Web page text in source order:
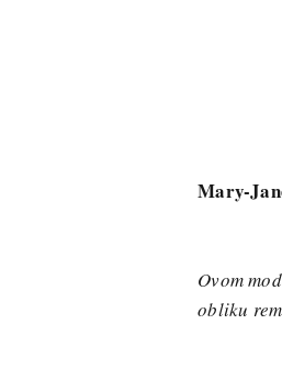
Mary-
Ovom
obliku